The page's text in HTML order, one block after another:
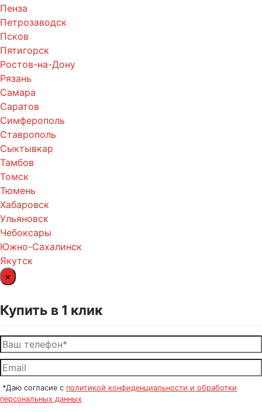
Пенза
Петрозаводск
Псков
Пятигорск
Ростов-на-Дону
Рязань
Самара
Саратов
Симферополь
Ставрополь
Сыктывкар
Тамбов
Томск
Тюмень
Хабаровск
Ульяновск
Чебоксары
Южно-Сахалинск
Якутск
×
Купить в 1 клик
*Даю согласие с политикой конфиденциальности и обработки
персональных данных